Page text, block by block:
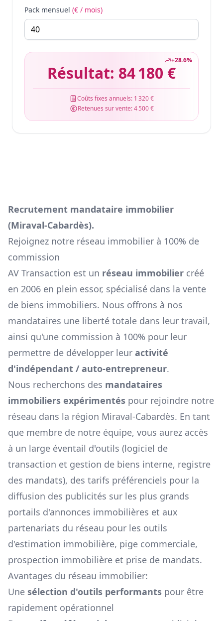
Pack mensuel (€ / mois)
+28.6%
Résultat: 84 180 €
Coûts fixes annuels: 1 320 €
Retenues sur vente:4 500 €
Recrutement mandataire immobilier
(Miraval-Cabardès).
Rejoignez notre réseau immobilier à 100% de
commission
AV Transaction est un réseau immobilier créé
en 2006 en plein essor, spécialisé dans la vente
de biens immobiliers. Nous offrons à nos
mandataires une liberté totale dans leur travail,
ainsi qu'une commission à 100% pour leur
permettre de développer leur activité
d'indépendant / auto-entrepreneur.
Nous recherchons des mandataires
immobiliers expérimentés pour rejoindre notre
réseau dans la région Miraval-Cabardès. En tant
que membre de notre équipe, vous aurez accès
à un large éventail d'outils (logiciel de
transaction et gestion de biens interne, registre
des mandats), des tarifs préférenciels pour la
diffusion des publicités sur les plus grands
portails d'annonces immobilières et aux
partenariats du réseau pour les outils
d'estimation immobilière, pige commerciale,
prospection immobilière et prise de mandats.
Avantages du réseau immobilier:
Une sélection d'outils performants pour être
rapidement opérationnel